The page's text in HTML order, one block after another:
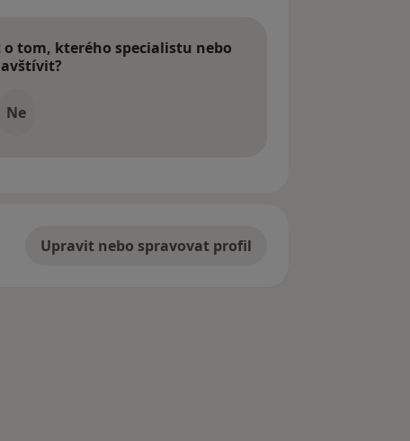
tom, kterého specialistu nebo
Ne
Upravit nebo spravovat profil